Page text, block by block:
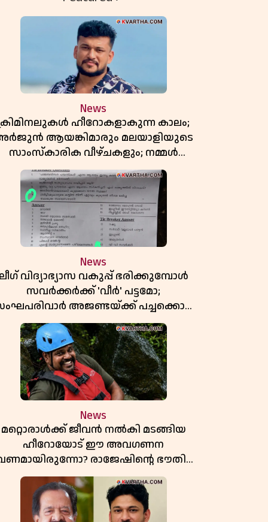
News
ഹീറോകളാകുന്ന കാലം;
ആയങ്കിമാരും മലയാളിയുടെ
സാംസ്കാരിക വീഴ്ചകളും; നമ്മൾ
എങ്ങോട്ടാണ് പോകുന്നത്
News
ലീഗ് വിദ്യാഭ്യാസ വകുപ്പ് ഭരിക്കുമ്പോൾ
സവർക്കർക്ക് 'വീർ' പട്ടമോ;
അജണ്ടയ്ക്ക് പച്ചക്കൊടി
കാട്ടുന്നതാര്? മഞ്ചേശ്വരത്തെ ക്വിസ്
ചോദ്യം വിവാദമാവുമ്പോൾ
News
മറ്റൊരാൾക്ക് ജീവൻ നൽകി മടങ്ങിയ
ഹീറോയോട് ഈ അവഗണന
രാജേഷിൻ്റെ ഭൗതിക
ശരീരത്തോടുള്ള അനാദരവിൽ
ആളിപ്പടരുന്ന ജനരോഷവും പാഠവും